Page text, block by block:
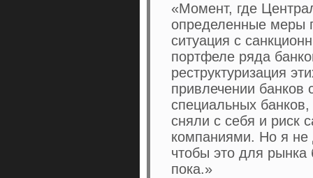
«Момент, где
определенные меры
ситуация с
портфеле ряда
реструктуризация
привлечении банков
специальных
сняли с себя и риск
компаниями. Но я не
чтобы это для
пока.»